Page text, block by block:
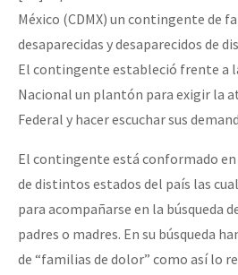
Mundo
EZLN
AutonomÍa y Resistencia
Migración
Presos
Mujeres
Dia 2 do Encontro “Guerra contra a
Dia 1: Encontro “Guerra contra a
[CDMX – 20 julio] Jornadas globales
México (CDMX) un contingente de
desaparecidas y desaparecidos de
El contingente estableció frente a
Nacional un plantón para exigir la
Federal y hacer escuchar sus
El contingente está conformado
de distintos estados del país las
para acompañarse en la búsqueda
padres o madres. En su búsqueda
de “familias de dolor” como así lo